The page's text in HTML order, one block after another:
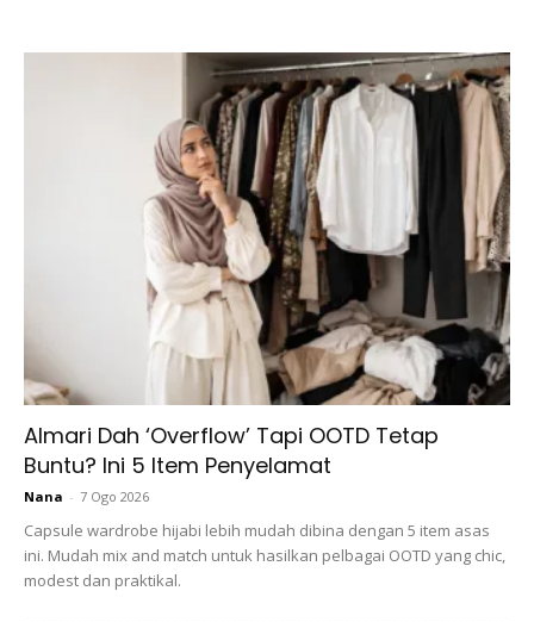
Sunblock fizikal cenderung:
Lebih melembapkan, yang boleh terasa berat pada kulit.
Sukar menyatu sepenuhnya ke dalam kulit. Walau
bagaimanapun, ada jenama yang menawarkan versi
matte dan tinted yang mempunyai warna putih lebih
Almari Dah ‘Overflow’ Tapi OOTD Tetap
Buntu? Ini 5 Item Penyelamat
Nana - 7 Ogo 2026
Capsule wardrobe hijabi lebih mudah dibina dengan 5 item asas
ini. Mudah mix and match untuk hasilkan pelbagai OOTD yang chic,
modest dan praktikal.